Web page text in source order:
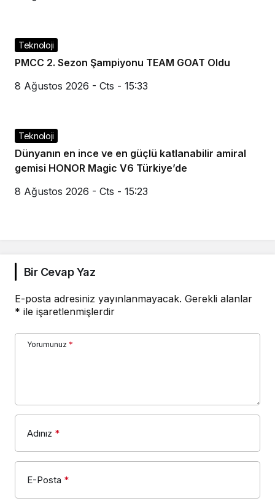
Teknoloji
PMCC 2. Sezon Şampiyonu TEAM GOAT Oldu
8 Ağustos 2026 - Cts - 15:33
Teknoloji
Dünyanın en ince ve en güçlü katlanabilir amiral
gemisi HONOR Magic V6 Türkiye’de
8 Ağustos 2026 - Cts - 15:23
Bir Cevap Yaz
E-posta adresiniz yayınlanmayacak. Gerekli alanlar
* ile işaretlenmişlerdir
Yorumunuz *
Adınız *
E-Posta *